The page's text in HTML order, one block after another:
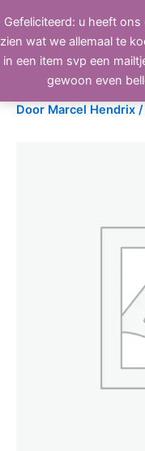
Gefeliciteerd: u heeft
zien wat we allemaal te
in een item svp een
gewoon even
naar
de
inhoud
BEELD,
Master
Door Marcel Hendrix /